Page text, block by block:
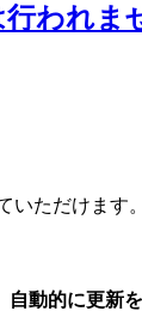
行われま
ただけます
動的に更